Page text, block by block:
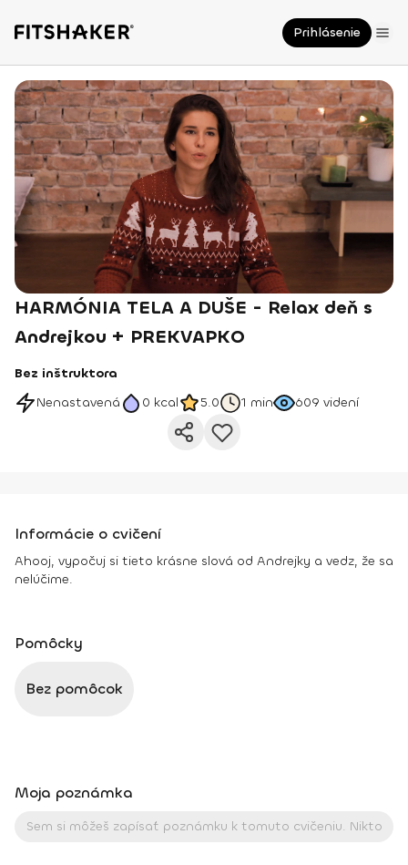
Prihlásenie
HARMÓNIA TELA A DUŠE - Relax deň s
Andrejkou + PREKVAPKO
Bez inštruktora
Nenastavená
0 kcal 5.0 1 min 609 videní
Informácie o cvičení
Ahooj, vypočuj si tieto krásne slová od Andrejky a vedz, že sa
nelúčime.
Pomôcky
Bez pomôcok
Moja poznámka